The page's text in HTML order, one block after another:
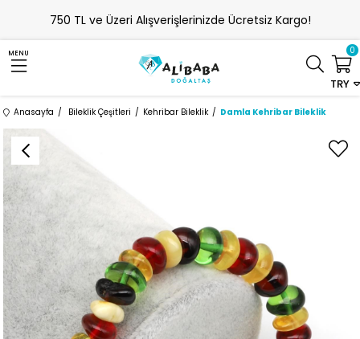
750 TL ve Üzeri Alışverişlerinizde Ücretsiz Kargo!
MENU
TRY
0
Anasayfa Bileklik Çeşitleri Kehribar Bileklik Damla Kehribar Bileklik